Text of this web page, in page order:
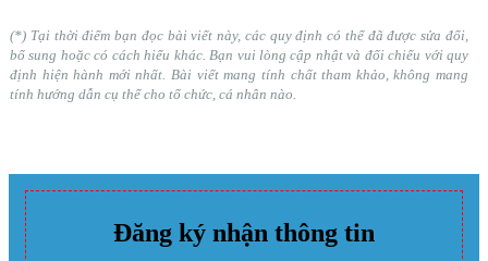
(*) Tại thời điểm bạn đọc bài viết này, các quy định có thể đã được sửa đổi,
bổ sung hoặc có cách hiểu khác. Bạn vui lòng cập nhật và đối chiếu với quy
định hiện hành mới nhất. Bài viết mang tính chất tham khảo, không mang
tính hướng dẫn cụ thể cho tổ chức, cá nhân nào.
Đăng ký nhận thông tin